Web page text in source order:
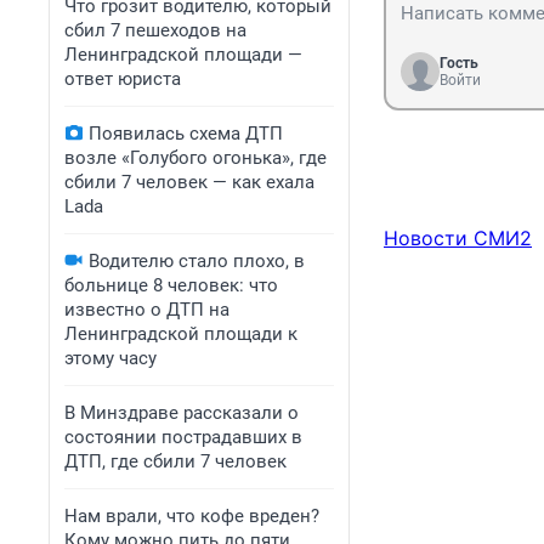
Что грозит водителю, который
сбил 7 пешеходов на
Ленинградской площади —
ответ юриста
Появилась схема ДТП
возле «Голубого огонька», где
сбили 7 человек — как ехала
Lada
Водителю стало плохо, в
больнице 8 человек: что
известно о ДТП на
Ленинградской площади к
этому часу
В Минздраве рассказали о
состоянии пострадавших в
ДТП, где сбили 7 человек
Нам врали, что кофе вреден?
Гость
Войти
Новости СМИ2